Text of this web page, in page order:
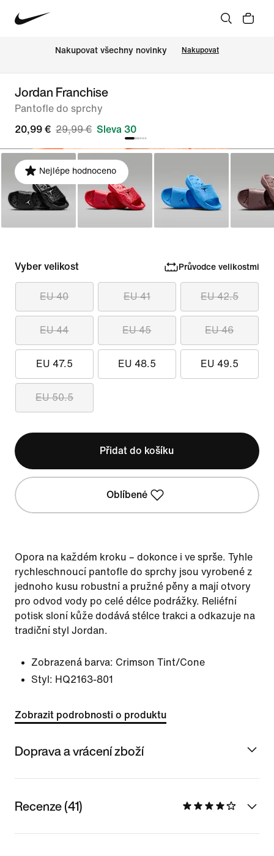
Nakupovat všechny novinky Nakupovat
Jordan Franchise
Pantofle do sprchy
20,99 € 29,99 € Sleva 30
Nejlépe hodnoceno
Vyber velikost Průvodce velikostmi
EU 40 EU 41 EU 42.5
EU 44 EU 45 EU 46
EU 47.5 EU 48.5 EU 49.5
EU 50.5
Přidat do košíku
Oblíbené
Opora na každém kroku – dokonce i ve sprše. Tyhle
rychleschnoucí pantofle do sprchy jsou vyrobené z
jednoho kusu robustní a pružné pěny a mají otvory
pro odvod vody po celé délce podrážky. Reliéfní
potisk sloní kůže dodává stélce trakci a odkazuje na
tradiční styl Jordan.
Zobrazená barva: Crimson Tint/Cone
Styl: HQ2163-801
Zobrazit podrobnosti o produktu
Doprava a vrácení zboží
Recenze (41)